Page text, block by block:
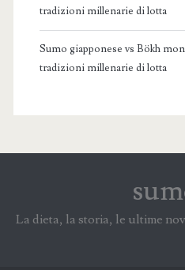
tradizioni millenarie di lotta
Sumo giapponese vs Bökh
tradizioni millenarie di lotta
La dieta, la storia, le ultime